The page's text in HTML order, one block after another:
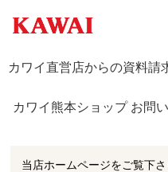
カワイ直営店からの資料請
カワイ熊本ショップ お問
当店ホームページをご覧下